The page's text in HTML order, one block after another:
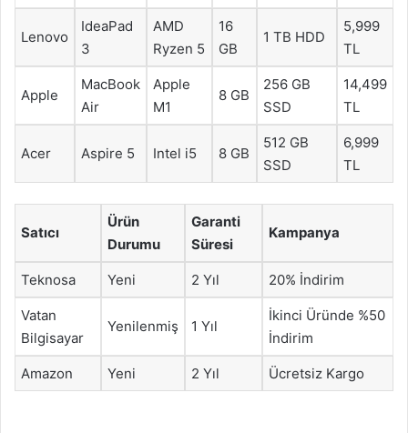
Lenovo
IdeaPad
3
AMD
Ryzen 5
16
GB
1 TB HDD
5,999
TL
Apple
MacBook
Air
Apple
M1
8 GB
256 GB
SSD
14,499
TL
Acer Aspire 5 Intel i5 8 GB
512 GB
SSD
6,999
TL
Satıcı
Ürün
Durumu
Garanti
Süresi
Kampanya
Teknosa Yeni 2 Yıl 20% İndirim
Vatan
Bilgisayar
Yenilenmiş 1 Yıl
İkinci Üründe %50
İndirim
Amazon Yeni 2 Yıl Ücretsiz Kargo